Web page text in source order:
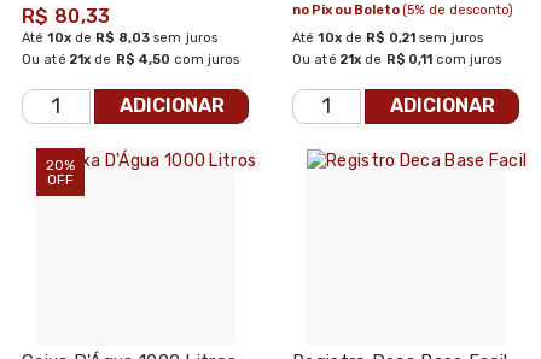
R$ 80,33
Até10xde R$ 8,03 sem juros
Ou até 21x de R$ 4,50 com juros
ADICIONAR
Até10xde R$ 0,21 sem juros
Ou até 21x de R$ 0,11 com juros
no Pix ou Boleto(5% de desconto)
ADICIONAR
20%
OFF